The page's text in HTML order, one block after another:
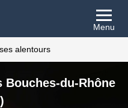
Menu
alentours
Bouches-du-Rhône